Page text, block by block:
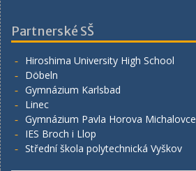
Partnerské SŠ
Hiroshima University High School
Döbeln
Gymnázium Karlsbad
Linec
Gymnázium Pavla Horova Michalovce
IES Broch i Llop
Střední škola polytechnická Vyškov